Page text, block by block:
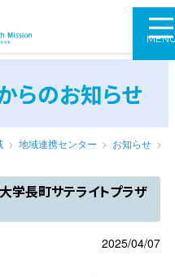
尚絅学院大学
らのお知らせ
地域連携センター お知らせ
学長町サテライトプラザ
2025/04/07